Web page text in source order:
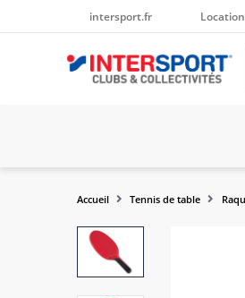
intersport.fr
Accueil Tennis de table